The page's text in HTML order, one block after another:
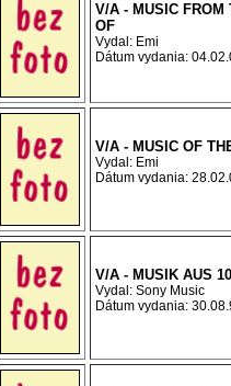
V/A - MUSIC FROM
OF
Vydal: Emi
Dátum vydania:
V/A - MUSIC OF
Vydal: Emi
Dátum vydania:
V/A - MUSIK AUS
Vydal: Sony Music
Dátum vydania: